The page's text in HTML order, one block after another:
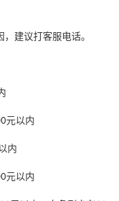
建议打客服电话。
元以内
内
元以内